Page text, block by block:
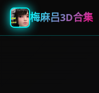
梅麻吕3D合集